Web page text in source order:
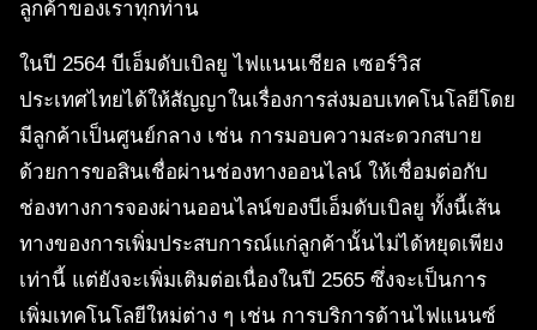
ลูกค้าของเราทุกท่าน
ในปี 2564 บีเอ็มดับเบิลยู ไฟแนนเชียล เซอร์วิส
ประเทศไทยได้ให้สัญญาในเรื่องการส่งมอบเทคโนโลยีโดย
มีลูกค้าเป็นศูนย์กลาง เช่น การมอบความสะดวกสบาย
ด้วยการขอสินเชื่อผ่านช่องทางออนไลน์ ให้เชื่อมต่อกับ
ช่องทางการจองผ่านออนไลน์ของบีเอ็มดับเบิลยู ทั้งนี้เส้น
ทางของการเพิ่มประสบการณ์แก่ลูกค้านั้นไม่ได้หยุดเพียง
เท่านี้ แต่ยังจะเพิ่มเติมต่อเนื่องในปี 2565 ซึ่งจะเป็นการ
เพิ่มเทคโนโลยีใหม่ต่าง ๆ เช่น การบริการด้านไฟแนนซ์